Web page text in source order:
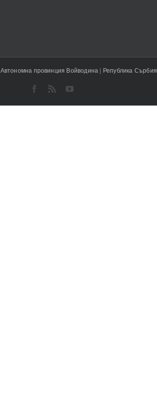
Автономна провинция Войводина | Република Сърбия
Facebook
Rss YouTube